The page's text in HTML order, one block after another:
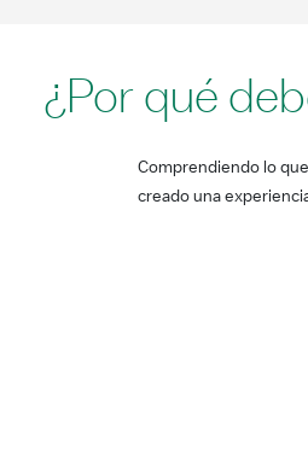
¿Por qué
Comprendiendo lo
creado una